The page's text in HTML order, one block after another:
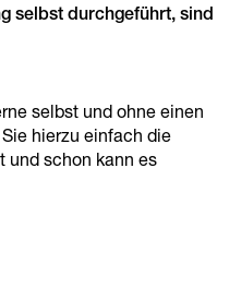
selbst durchgeführt, sind
selbst und ohne einen
hierzu einfach die
und schon kann es